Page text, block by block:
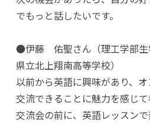
でもっと話したいです。
●伊藤 佑聖さん（理工学部生
県立北上翔南高等学校）
以前から英語に興味があり、
交流できることに魅力を感じて
交流会の前に、英語レッスン